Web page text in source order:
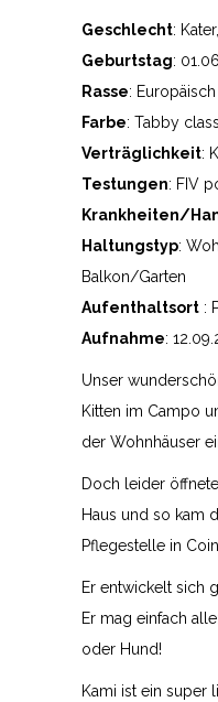
Geschlecht:
Geburtstag:
Rasse:
Farbe: Tabby
Verträglichkeit:
Testungen: FIV
Krankheiten/
Haltungstyp:
Balkon/Garten
Aufenthaltsort :
Aufnahme:
Unser
Kitten im Campo
der Wohnhäuser
Doch leider
Haus und so kam
Pflegestelle in Coin.
Er entwickelt sich
Er mag einfach
oder Hund!
Kami ist ein super